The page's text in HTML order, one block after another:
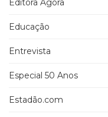
Editora Ágora
Educação
Entrevista
Especial 50 Anos
Estadão.com